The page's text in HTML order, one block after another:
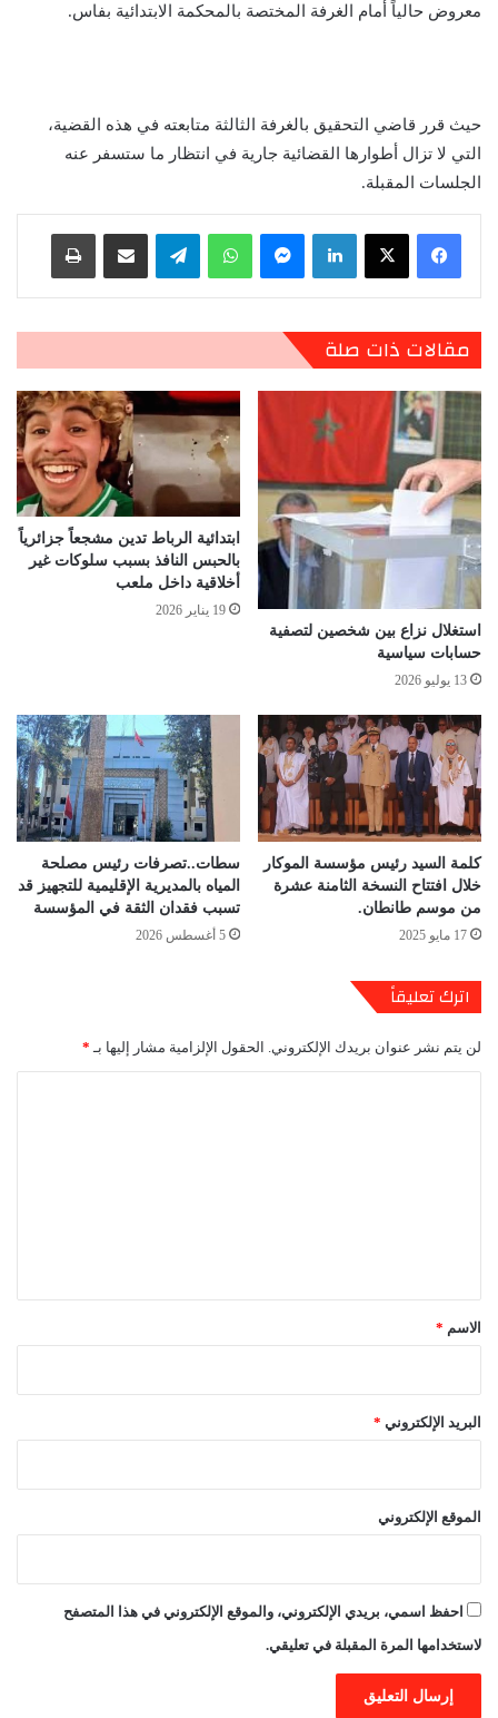
معروض حالياً أمام الغرفة المختصة بالمحكمة الابتدائية بفاس.
حيث قرر قاضي التحقيق بالغرفة الثالثة متابعته في هذه القضية،
التي لا تزال أطوارها القضائية جارية في انتظار ما ستسفر عنه
الجلسات المقبلة.
لينكدإن ماسنجر واتساب تيلقرام مشاركة عبر البريد طباعة
مقالات ذات صلة
استغلال نزاع بين شخصين لتصفية
حسابات سياسية
13 يوليو 2026
ابتدائية الرباط تدين مشجعاً جزائرياً
بالحبس النافذ بسبب سلوكات غير
أخلاقية داخل ملعب
19 يناير 2026
كلمة السيد رئيس مؤسسة الموكار
خلال افتتاح النسخة الثامنة عشرة
من موسم طانطان.
17 مايو 2025
سطات..تصرفات رئيس مصلحة
المياه بالمديرية الإقليمية للتجهيز قد
تسبب فقدان الثقة في المؤسسة
5 أغسطس 2026
اترك تعليقاً
لن يتم نشر عنوان بريدك الإلكتروني. الحقول الإلزامية مشار إليها بـ *
*
الاسم *
البريد الإلكتروني *
الموقع الإلكتروني
احفظ اسمي، بريدي الإلكتروني، والموقع الإلكتروني في هذا المتصفح
لاستخدامها المرة المقبلة في تعليقي.